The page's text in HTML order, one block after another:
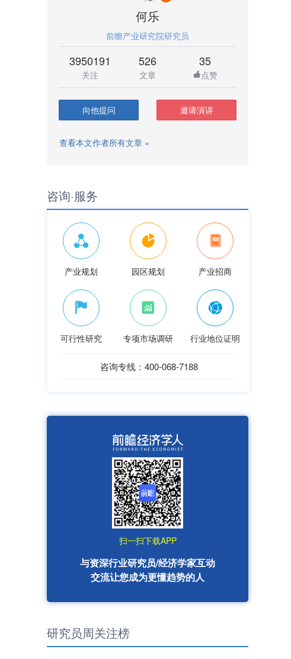
何乐
前瞻产业研究院研究员
3950191
关注
526
文章
35
点赞
向他提问 邀请演讲
查看本文作者所有文章 »
咨询·服务
产业规划 园区规划 产业招商
可行性研究 专项市场调研 行业地位证明
咨询专线：400-068-7188
扫一扫下载APP
与资深行业研究员/经济学家互动
交流让您成为更懂趋势的人
研究员周关注榜